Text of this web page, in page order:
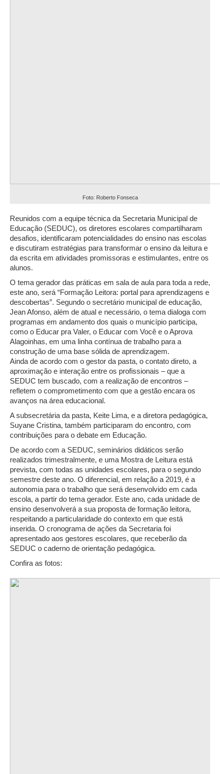
Foto: Roberto Fonseca
Reunidos com a equipe técnica da Secretaria Municipal de
Educação (SEDUC), os diretores escolares compartilharam
desafios, identificaram potencialidades do ensino nas escolas
e discutiram estratégias para transformar o ensino da leitura e
da escrita em atividades promissoras e estimulantes, entre os
alunos.
O tema gerador das práticas em sala de aula para toda a rede,
este ano, será “Formação Leitora: portal para aprendizagens e
descobertas”. Segundo o secretário municipal de educação,
Jean Afonso, além de atual e necessário, o tema dialoga com
programas em andamento dos quais o município participa,
como o Educar pra Valer, o Educar com Você e o Aprova
Alagoinhas, em uma linha contínua de trabalho para a
construção de uma base sólida de aprendizagem.
Ainda de acordo com o gestor da pasta, o contato direto, a
aproximação e interação entre os profissionais – que a
SEDUC tem buscado, com a realização de encontros –
refletem o comprometimento com que a gestão encara os
avanços na área educacional.
A subsecretária da pasta, Keite Lima, e a diretora pedagógica,
Suyane Cristina, também participaram do encontro, com
contribuições para o debate em Educação.
De acordo com a SEDUC, seminários didáticos serão
realizados trimestralmente, e uma Mostra de Leitura está
prevista, com todas as unidades escolares, para o segundo
semestre deste ano. O diferencial, em relação a 2019, é a
autonomia para o trabalho que será desenvolvido em cada
escola, a partir do tema gerador. Este ano, cada unidade de
ensino desenvolverá a sua proposta de formação leitora,
respeitando a particularidade do contexto em que está
inserida. O cronograma de ações da Secretaria foi
apresentado aos gestores escolares, que receberão da
SEDUC o caderno de orientação pedagógica.
Confira as fotos: